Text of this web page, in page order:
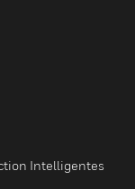
Intelligentes